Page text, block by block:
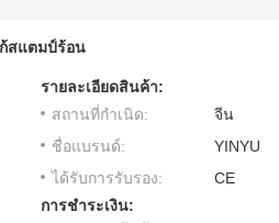
สแตมป์ร้อน
รายละเอียดสินค้า:
สถานที่กำเนิด:
จีน
ชื่อแบรนด์:
YINYU
ได้รับการรับรอง:
CE
การชำระเงิน: